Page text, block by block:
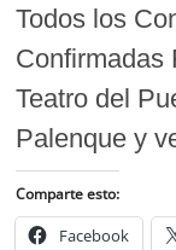
Todos los
Confirmadas
Teatro del
Palenque y
Comparte esto:
Facebook